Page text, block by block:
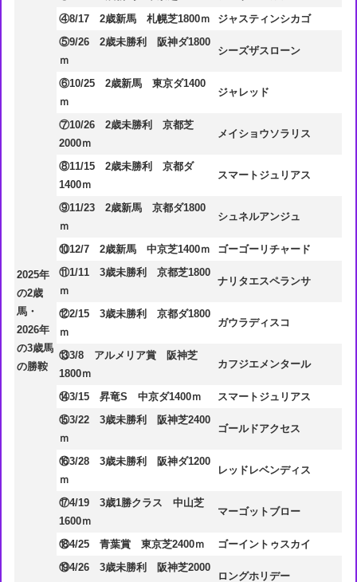
2025年
の2歳
馬・
2026年
の3歳馬
の勝鞍
④8/17 2歳新馬 札幌芝1800ｍ
ジャスティンシカゴ
⑤9/26 2歳未勝利 阪神ダ1800
ｍ
シーズザスローン
⑥10/25 2歳新馬 東京ダ1400
ｍ
ジャレッド
⑦10/26 2歳未勝利 京都芝
2000ｍ
メイショウソラリス
⑧11/15 2歳未勝利 京都ダ
1400ｍ
スマートジュリアス
⑨11/23 2歳新馬 京都ダ1800
ｍ
シュネルアンジュ
⑩12/7 2歳新馬 中京芝1400ｍ
ゴーゴーリチャード
⑪1/11 3歳未勝利 京都芝1800
ｍ
ナリタエスペランサ
⑫2/15 3歳未勝利 京都ダ1800
ｍ
ガウラディスコ
⑬3/8 アルメリア賞 阪神芝
1800ｍ
カフジエメンタール
⑭3/15 昇竜S 中京ダ1400ｍ
スマートジュリアス
⑮3/22 3歳未勝利 阪神芝2400
ｍ
ゴールドアクセス
⑯3/28 3歳未勝利 阪神ダ1200
ｍ
レッドレベンディス
⑰4/19 3歳1勝クラス 中山芝
1600ｍ
マーゴットブロー
⑱4/25 青葉賞 東京芝2400ｍ
ゴーイントゥスカイ
⑲4/26 3歳未勝利 阪神芝2000
ロングホリデー